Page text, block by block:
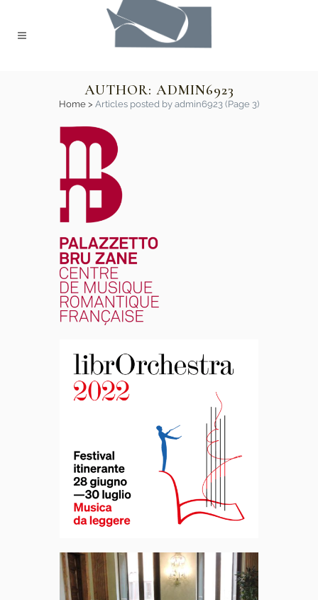
AUTHOR: ADMIN6923
Home > Articles posted by admin6923 (Page 3)
Palazzetto Bru
Zane – Centre
de Musique
Romantique
Française
Librorchestra